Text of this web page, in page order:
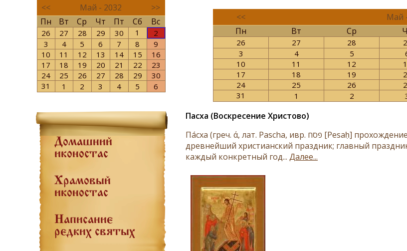
<< Май - 2032
>>
Пн
Вт Ср Чт Пт Сб Вс
26 27 28 29 30 1
2
3
4 5 6 7 8
9
10
11 12 13 14 15
16
17
18 19 20 21 22
23
24
25 26 27 28 29
30
31
1 2 3 4 5 6
Домашний
иконостас
Храмовый
иконостас
Написание
редких святых
<< Май
Пн
Вт Ср
26 27 28
3
4 5
10
11 12
17
18 19
24
25 26
31
1 2
Пасха (Воскресение Христово)
Па́сха (греч. ά, лат. Pascha, ивр. פסח [Pesaḥ] прохождение мимо), также Воскресе́ние Христо́во (греч. Ἡ ά ῦ Ἰῦ ῦ)
древнейший христианский праздник; главный
каждый конкретный год... Далее...